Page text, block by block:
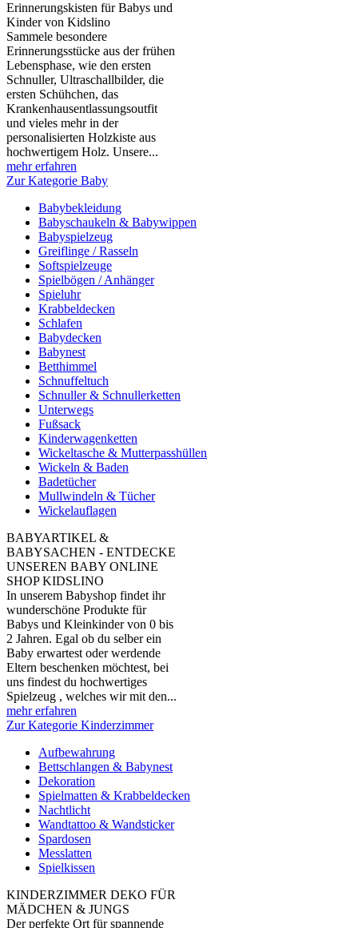
Erinnerungskisten für Babys und
Kinder von Kidslino
Sammele besondere
Erinnerungsstücke aus der frühen
Lebensphase, wie den ersten
Schnuller, Ultraschallbilder, die
ersten Schühchen, das
Krankenhausentlassungsoutfit
und vieles mehr in der
personalisierten Holzkiste aus
hochwertigem Holz. Unsere...
mehr erfahren
Zur Kategorie Baby
Babybekleidung
Babyschaukeln & Babywippen
Babyspielzeug
Greiflinge / Rasseln
Softspielzeuge
Spielbögen / Anhänger
Spieluhr
Krabbeldecken
Schlafen
Babydecken
Babynest
Betthimmel
Schnuffeltuch
Schnuller & Schnullerketten
Unterwegs
Fußsack
Kinderwagenketten
Wickeltasche & Mutterpasshüllen
Wickeln & Baden
Badetücher
Mullwindeln & Tücher
Wickelauflagen
BABYARTIKEL &
BABYSACHEN - ENTDECKE
UNSEREN BABY ONLINE
SHOP KIDSLINO
In unserem Babyshop findet ihr
wunderschöne Produkte für
Babys und Kleinkinder von 0 bis
2 Jahren. Egal ob du selber ein
Baby erwartest oder werdende
Eltern beschenken möchtest, bei
uns findest du hochwertiges
Spielzeug , welches wir mit den...
mehr erfahren
Zur Kategorie Kinderzimmer
Aufbewahrung
Bettschlangen & Babynest
Dekoration
Spielmatten & Krabbeldecken
Nachtlicht
Wandtattoo & Wandsticker
Spardosen
Messlatten
Spielkissen
KINDERZIMMER DEKO FÜR
MÄDCHEN & JUNGS
Der perfekte Ort für spannende